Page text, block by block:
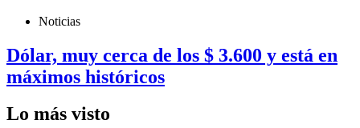
Noticias
Dólar, muy cerca de los $ 3.600 y está en
máximos históricos
Lo más visto